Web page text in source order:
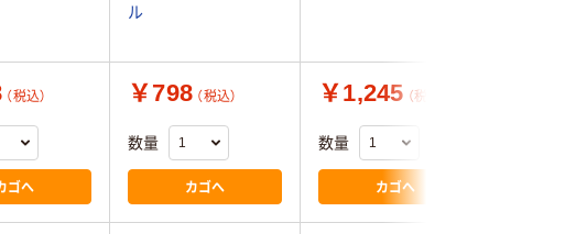
ル
（税込）
ゴへ
￥798 （税込）
数量
カゴへ
￥1,245 （税込）
数量
カゴへ